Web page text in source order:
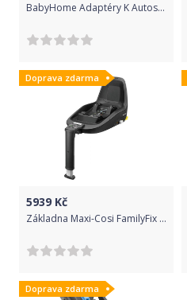
BabyHome Adaptéry K Autosed. Eggo+ Adapter Vida - Egg0+
Doprava zdarma
5939 Kč
Základna Maxi-Cosi FamilyFix One i-Size
Doprava zdarma